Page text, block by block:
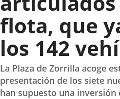
flota, que
los 142
La Plaza de Zorrilla acoge
presentación de los siete
han supuesto una inversión